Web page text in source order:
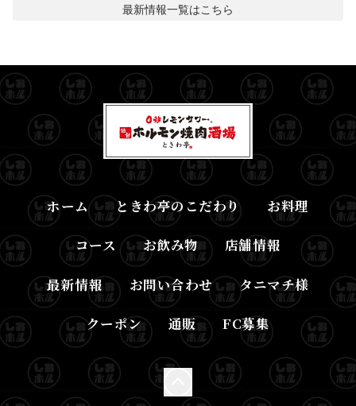
最新情報一覧はこちら
ホーム ときわ亭のこだわり お料理
コース お飲み物 店舗情報
最新情報 お問い合わせ タニマチ様
クーポン 通販 FC募集